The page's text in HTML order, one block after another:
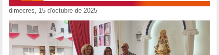
dimecres, 15 d'octubre de 2025